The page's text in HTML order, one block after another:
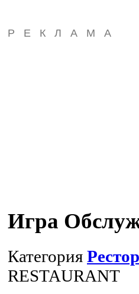
РЕКЛАМА
Игра
Категория
RESTAURANT